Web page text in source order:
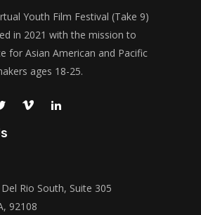
Youth Film Festival (Take 9)
in 2021 with the mission to
for Asian American and Pacific
ages 18-25.
Rio South, Suite 305
92108